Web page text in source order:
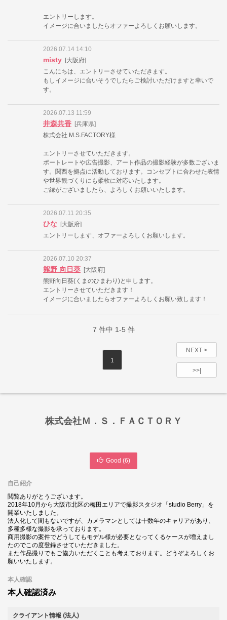
エントリーします。
イメージに合いましたらオファーよろしくお願いします。
2026.07.14 14:10
misty [大阪府]
こんにちは、エントリーさせていただきます。
もしイメージに合いそうでしたらご検討いただけますと幸いで
す。
2026.07.13 11:59
井森共香 [兵庫県]
株式会社 M.S.FACTORY様
エントリーさせていただきます。
ポートレートや広告撮影、アート作品の撮影経験が多数ございま
す。関西を拠点に活動しております。コンセプトに合わせた表情
や世界観づくりにも柔軟に対応いたします。
ご縁がございましたら、よろしくお願いいたします。
2026.07.11 20:35
ひな [大阪府]
エントリーします、オファーよろしくお願いします。
2026.07.10 20:37
熊野 向日葵 [大阪府]
熊野向日葵(くまのひまわり)と申します。
エントリーさせていただきます！
イメージに合いましたらオファーよろしくお願い致します！
7 件中 1-5 件
1
NEXT >
>>|
株式会社Ｍ．Ｓ．ＦＡＣＴＯＲＹ
Good (6)
自己紹介
閲覧ありがとうございます。
2018年10月から大阪市北区の梅田エリアで撮影スタジオ「studio Berry」を
開業いたしました。
法人化して間もないですが、カメラマンとしては十数年のキャリアがあり、
多種多様な撮影を承っております。
商用撮影の案件でどうしてもモデル様が必要となってくるケースが増えまし
たのでこの度登録させていただきました。
また作品撮りでもご協力いただくことも考えております。どうぞよろしくお
願いいたします。
本人確認
本人確認済み
クライアント情報 (法人)